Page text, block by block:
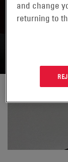
and change
returning to